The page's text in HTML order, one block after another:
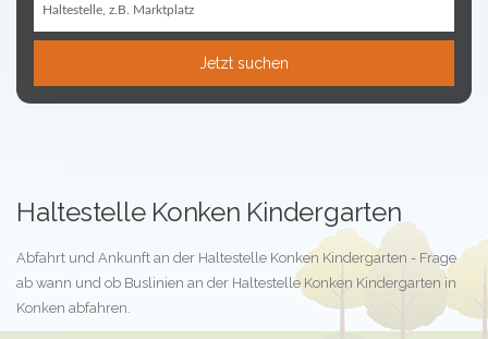
Haltestelle, z.B. Marktplatz
Jetzt suchen
Haltestelle Konken Kindergarten
Abfahrt und Ankunft an der Haltestelle Konken Kindergarten - Frage
ab wann und ob Buslinien an der Haltestelle Konken Kindergarten in
Konken abfahren.